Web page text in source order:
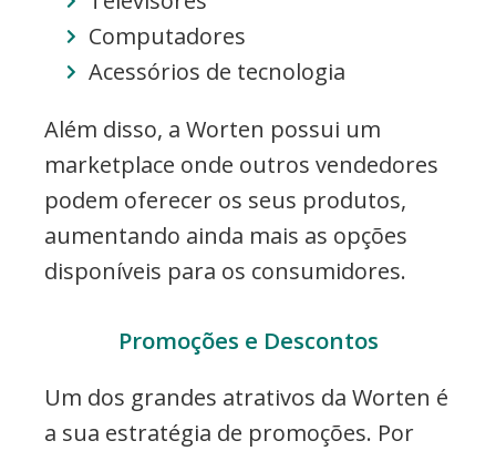
Computadores
Acessórios de tecnologia
Além disso, a Worten possui um
marketplace onde outros vendedores
podem oferecer os seus produtos,
aumentando ainda mais as opções
disponíveis para os consumidores.
Promoções e Descontos
Um dos grandes atrativos da Worten é
a sua estratégia de promoções. Por